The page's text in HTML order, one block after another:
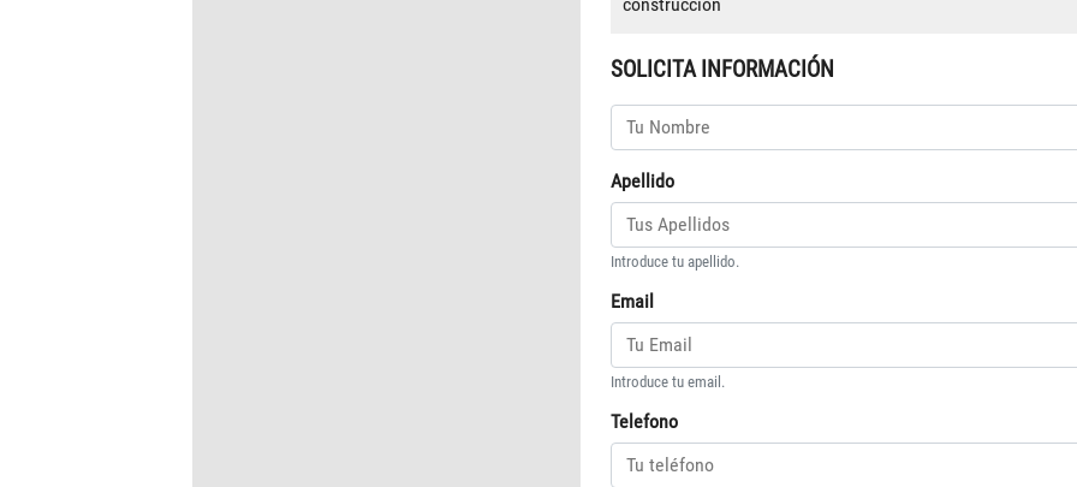
SOLICITA INFORMACIÓN
Apellido
Introduce tu apellido.
Email
Introduce tu email.
Telefono